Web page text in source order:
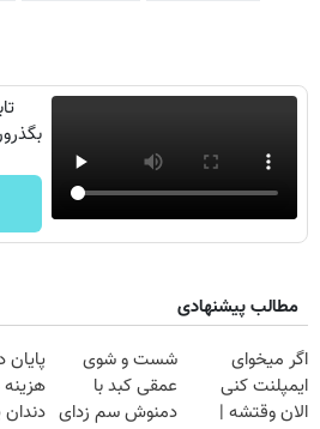
مطالب پیشنهادی
اگر میخوای
ایمپلنت کنی
الان وقتشه |
شست و شوی
عمقی کبد با
دمنوش سم زدای